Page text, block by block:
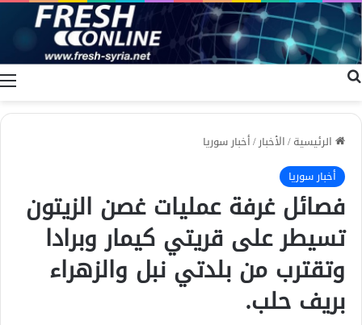
الرئيسية/الأخبار/أخبار سوريا
أخبار سوريا
فصائل غرفة عمليات غصن الزيتون
تسيطر على قريتي كيمار وبرادا
وتقترب من بلدتي نبل والزهراء
بريف حلب.